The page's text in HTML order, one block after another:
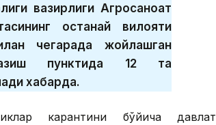
вазирлиги Агросаноат
Қостанай вилояти
чегарада жойлашган
пунктида 12 та
хабарда.
карантини бўйича давлат